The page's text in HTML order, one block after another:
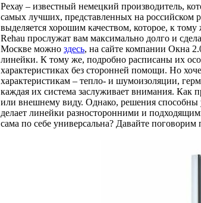
Рехау – известный немецкий производитель,
самых лучших, представленных на российском
выделяется хорошим качеством, которое, к
Rehau прослужат вам максимально долго и
Москве можно здесь, на сайте компании Окна
линейки. К тому же, подробно расписаны их
характеристиках без сторонней помощи. Но
характеристикам – тепло- и шумоизоляции,
каждая их система заслуживает внимания. Как
или внешнему виду. Однако, решения способны
делает линейки разносторонними и
сама по себе универсальна? Давайте поговорим